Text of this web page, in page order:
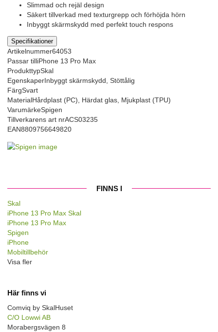
Slimmad och rejäl design
Säkert tillverkad med texturgrepp och förhöjda hörn
Inbyggt skärmskydd med perfekt touch respons
Specifikationer
Artikelnummer64053
Passar tilliPhone 13 Pro Max
ProdukttypSkal
EgenskaperInbyggt skärmskydd, Stöttålig
FärgSvart
MaterialHårdplast (PC), Härdat glas, Mjukplast (TPU)
VarumärkeSpigen
Tillverkarens art nrACS03235
EAN8809756649820
FINNS I
Skal
iPhone 13 Pro Max Skal
iPhone 13 Pro Max
Spigen
iPhone
Mobiltillbehör
Visa fler
Här finns vi
Comviq by SkalHuset
C/O Lowwi AB
Morabergsvägen 8